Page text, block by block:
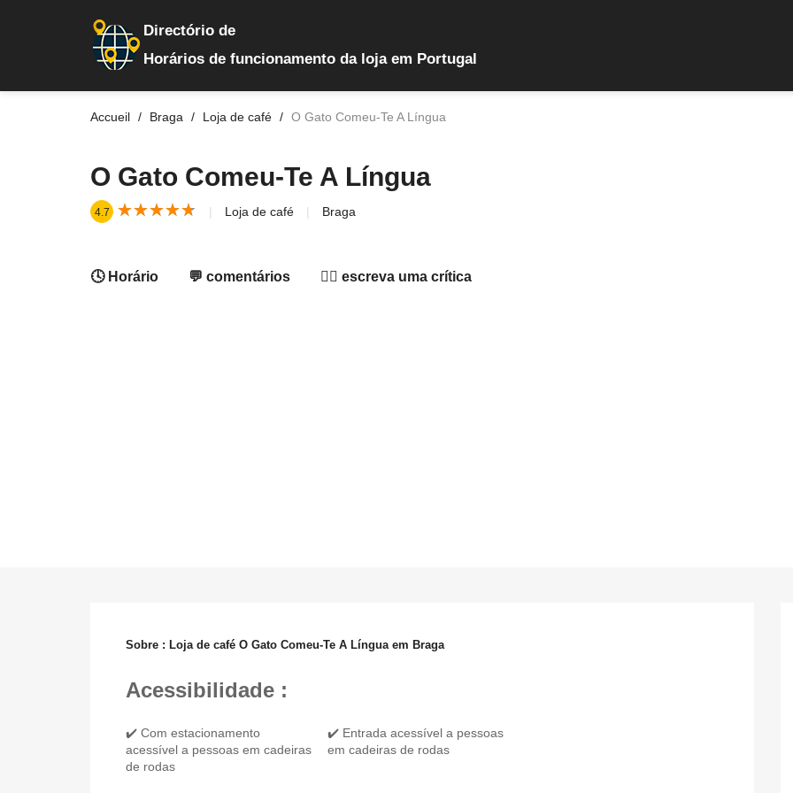
Directório de
Horários de funcionamento da loja em Portugal
Accueil Braga Loja de café O Gato Comeu-Te A Língua
O Gato Comeu-Te A Língua
4.7 ★★★★★
★★★★★ Loja de café Braga
🕓 Horário 💬 comentários ✍🏻 escreva uma crítica
Sobre : Loja de café O Gato Comeu-Te A Língua em Braga
Acessibilidade :
✔️ Com estacionamento
acessível a pessoas em cadeiras
de rodas
✔️ Entrada acessível a pessoas
em cadeiras de rodas